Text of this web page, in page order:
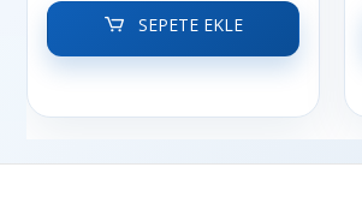
SEPETE EKLE